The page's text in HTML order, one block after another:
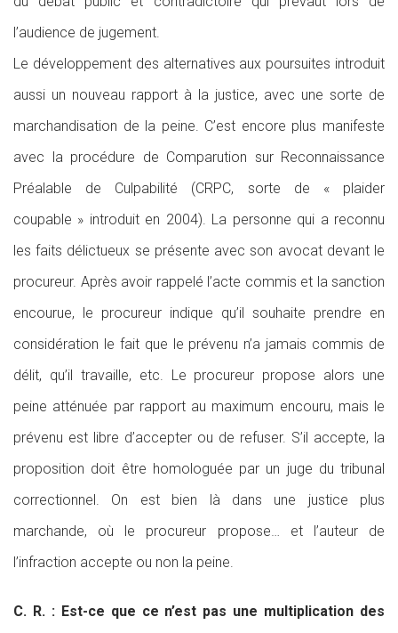
l’audience de jugement.
Le développement des alternatives aux poursuites introduit
aussi un nouveau rapport à la justice, avec une sorte de
marchandisation de la peine. C’est encore plus manifeste
avec la procédure de Comparution sur Reconnaissance
Préalable de Culpabilité (CRPC, sorte de « plaider
coupable » introduit en 2004). La personne qui a reconnu
les faits délictueux se présente avec son avocat devant le
procureur. Après avoir rappelé l’acte commis et la sanction
encourue, le procureur indique qu’il souhaite prendre en
considération le fait que le prévenu n’a jamais commis de
délit, qu’il travaille, etc. Le procureur propose alors une
peine atténuée par rapport au maximum encouru, mais le
prévenu est libre d’accepter ou de refuser. S’il accepte, la
proposition doit être homologuée par un juge du tribunal
correctionnel. On est bien là dans une justice plus
marchande, où le procureur propose… et l’auteur de
l’infraction accepte ou non la peine.
C. R. : Est-ce que ce n’est pas une multiplication des